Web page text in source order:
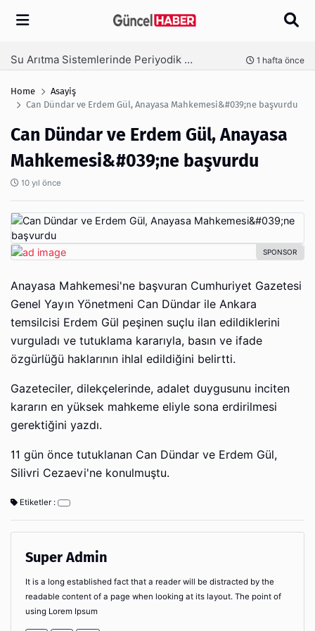
Arama
Ambalaj Süreçlerinde Yeni Nesil Verimliliği Olimpack ile Yakalayın 3 hafta önce
Home
Asayiş
Can Dündar ve Erdem Gül, Anayasa Mahkemesi&#039;ne başvurdu
Can Dündar ve Erdem Gül, Anayasa
Mahkemesi&#039;ne başvurdu
10 yıl önce
Anayasa Mahkemesi'ne başvuran Cumhuriyet Gazetesi
Genel Yayın Yönetmeni Can Dündar ile Ankara
temsilcisi Erdem Gül peşinen suçlu ilan edildiklerini
vurguladı ve tutuklama kararıyla, basın ve ifade
özgürlüğü haklarının ihlal edildiğini belirtti.
Gazeteciler, dilekçelerinde, adalet duygusunu inciten
kararın en yüksek mahkeme eliyle sona erdirilmesi
gerektiğini yazdı.
11 gün önce tutuklanan Can Dündar ve Erdem Gül,
Silivri Cezaevi'ne konulmuştu.
Etiketler :
Super Admin
It is a long established fact that a reader will be distracted by the
readable content of a page when looking at its layout. The point of
using Lorem Ipsum